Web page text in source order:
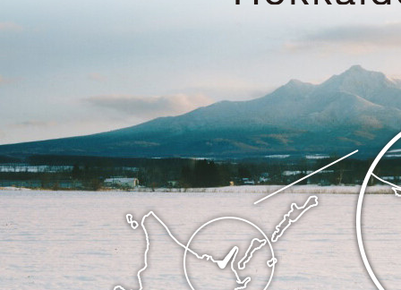
ま
ち
斜
里
町
Shari
斜
里
町
の
位